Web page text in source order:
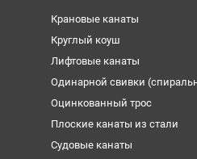
Крановые канаты
Круглый коуш
Лифтовые канаты
Одинарной свивки
Оцинкованный трос
Плоские канаты из стали
Судовые канаты